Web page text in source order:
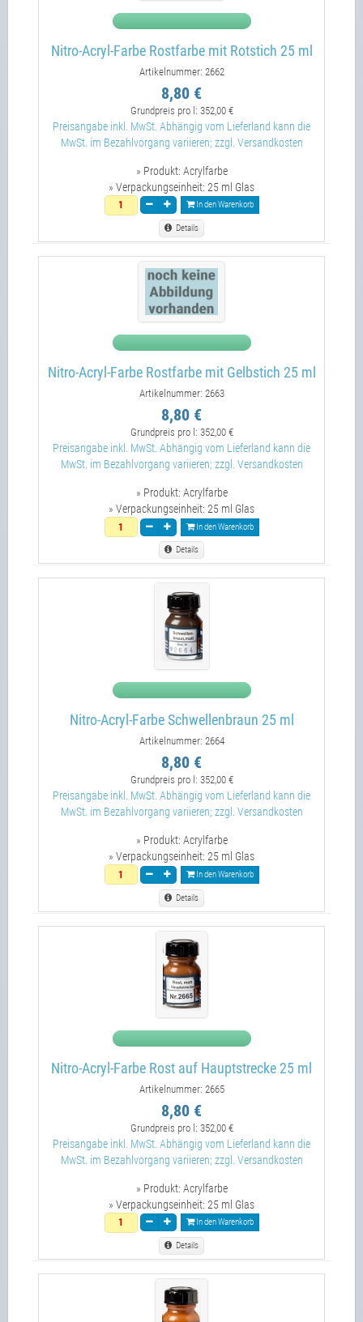
Nitro-Acryl-Farbe Rostfarbe mit Rotstich 25 ml
Artikelnummer: 2662
8,80 €
Grundpreis pro l: 352,00 €
Preisangabe inkl. MwSt. Abhängig vom Lieferland kann die
MwSt. im Bezahlvorgang variieren; zzgl. Versandkosten
» Produkt: Acrylfarbe
» Verpackungseinheit: 25 ml Glas
In den Warenkorb
Details
Nitro-Acryl-Farbe Rostfarbe mit Gelbstich 25 ml
Artikelnummer: 2663
8,80 €
Grundpreis pro l: 352,00 €
Preisangabe inkl. MwSt. Abhängig vom Lieferland kann die
MwSt. im Bezahlvorgang variieren; zzgl. Versandkosten
» Produkt: Acrylfarbe
» Verpackungseinheit: 25 ml Glas
In den Warenkorb
Details
Nitro-Acryl-Farbe Schwellenbraun 25 ml
Artikelnummer: 2664
8,80 €
Grundpreis pro l: 352,00 €
Preisangabe inkl. MwSt. Abhängig vom Lieferland kann die
MwSt. im Bezahlvorgang variieren; zzgl. Versandkosten
» Produkt: Acrylfarbe
» Verpackungseinheit: 25 ml Glas
In den Warenkorb
Details
Nitro-Acryl-Farbe Rost auf Hauptstrecke 25 ml
Artikelnummer: 2665
8,80 €
Grundpreis pro l: 352,00 €
Preisangabe inkl. MwSt. Abhängig vom Lieferland kann die
MwSt. im Bezahlvorgang variieren; zzgl. Versandkosten
» Produkt: Acrylfarbe
» Verpackungseinheit: 25 ml Glas
In den Warenkorb
Details